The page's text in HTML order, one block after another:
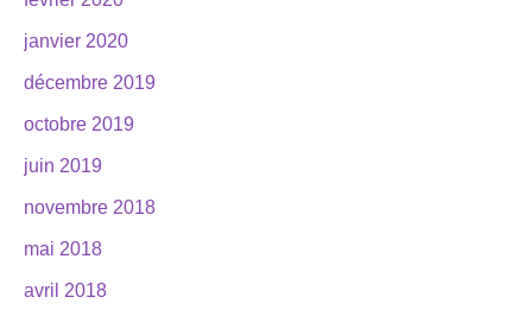
janvier 2020
décembre 2019
octobre 2019
juin 2019
novembre 2018
mai 2018
avril 2018